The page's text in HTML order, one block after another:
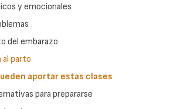
y emocionales
del embarazo
al parto
aportar estas clases
para prepararse